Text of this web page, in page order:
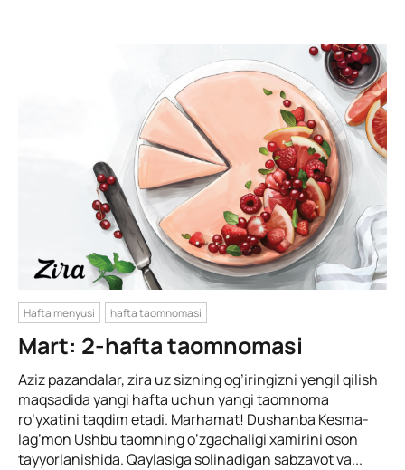
Hafta menyusi hafta taomnomasi
Mart: 2-hafta taomnomasi
Aziz pazandalar, zira uz sizning og’iringizni yengil qilish
maqsadida yangi hafta uchun yangi taomnoma
ro’yxatini taqdim etadi. Marhamat! Dushanba Kesma-
lag’mon Ushbu taomning o’zgachaligi xamirini oson
tayyorlanishida. Qaylasiga solinadigan sabzavot va...